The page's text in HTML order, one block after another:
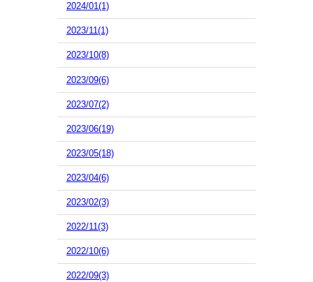
2024/01(1)
2023/11(1)
2023/10(8)
2023/09(6)
2023/07(2)
2023/06(19)
2023/05(18)
2023/04(6)
2023/02(3)
2022/11(3)
2022/10(6)
2022/09(3)